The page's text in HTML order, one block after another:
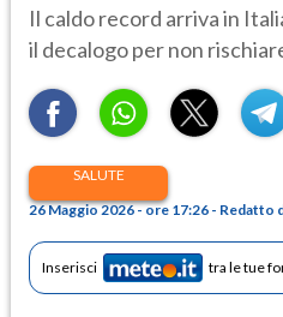
Il caldo record arriva in
il decalogo per non
SALUTE
26 Maggio 2026 - ore 17:26 - Redatto
Inserisci tra le tue